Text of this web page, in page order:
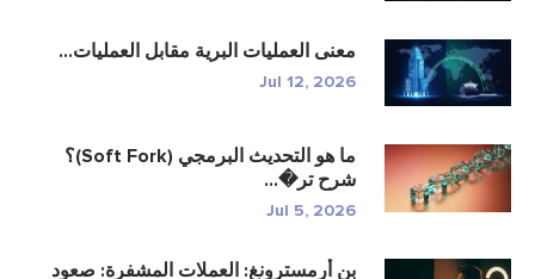
معنى العمليات البرية مقابل العمليات...
Jul 12, 2026
ما هو التحديث البرمجي (Soft Fork)؟
شرح تر�...
Jul 5, 2026
بن أرمسترونغ: العملات المشفرة: صعود